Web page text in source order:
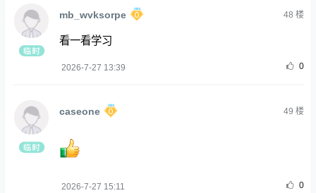
mb_wvksorpe 48 楼
看一看学习
2026-7-27 13:39 0
caseone 49 楼
2026-7-27 15:11 0